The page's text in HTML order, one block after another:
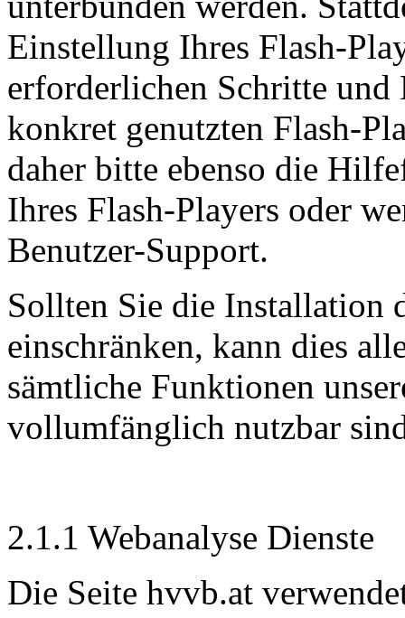
Einstellung Ihres Flash-
erforderlichen Schritte und
konkret genutzten Flash-
daher bitte ebenso die
Ihres Flash-Players oder
Benutzer-Support.
Sollten Sie die Installation
einschränken, kann dies
sämtliche Funktionen
vollumfänglich nutzbar
2.1.1 Webanalyse Dienste
Die Seite hvvb.at